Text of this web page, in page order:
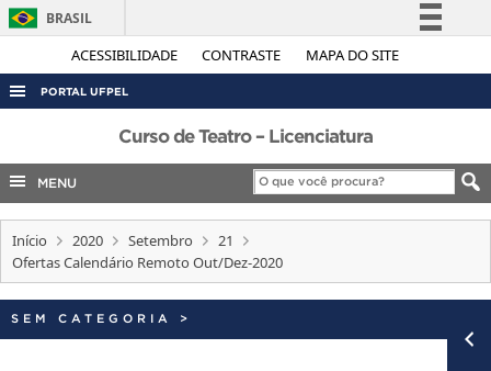
ACESSIBILIDADE CONTRASTE MAPA DO SITE
BRASIL
Simplifique!
Legislação
Canais
PORTAL UFPEL
ACESSO À INFORMAÇÃO
AUDITORIA
COBALTO
CONCURSOS
INTERNACIONAL
Curso de Teatro – Licenciatura
MENU
Início 2020 Setembro
21
Ofertas Calendário Remoto Out/Dez-2020
SEM CATEGORIA >